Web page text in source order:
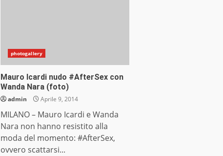
photogallery
Mauro Icardi nudo #AfterSex con
Wanda Nara (foto)
admin Aprile 9, 2014
MILANO – Mauro Icardi e Wanda
Nara non hanno resistito alla
moda del momento: #AfterSex,
ovvero scattarsi...